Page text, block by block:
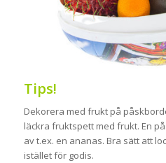
Tips!
Dekorera med frukt på
läckra fruktspett med frukt. En
av t.ex. en ananas. Bra sätt att
istället för godis.